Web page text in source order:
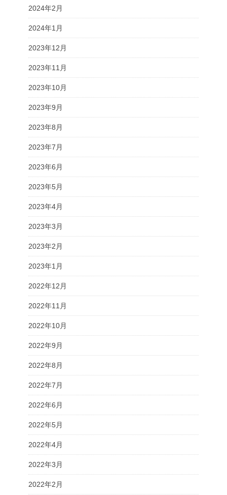
2024年2月
2024年1月
2023年12月
2023年11月
2023年10月
2023年9月
2023年8月
2023年7月
2023年6月
2023年5月
2023年4月
2023年3月
2023年2月
2023年1月
2022年12月
2022年11月
2022年10月
2022年9月
2022年8月
2022年7月
2022年6月
2022年5月
2022年4月
2022年3月
2022年2月